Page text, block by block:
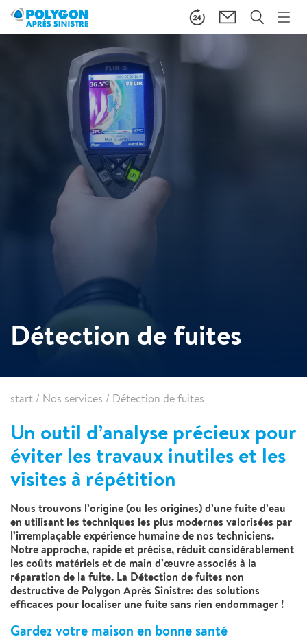
Détection de fuites
start / Nos services / Détection de fuites
Un outil d’analyse précieux pour
éviter les travaux inutiles et les
visites à répétition
Nous trouvons l’origine (ou les origines) d’une fuite d’eau
en utilisant les techniques les plus modernes valorisées par
l’irremplaçable expérience humaine de nos techniciens.
Notre approche, rapide et précise, réduit considérablement
les coûts matériels et de main d’œuvre associés à la
réparation de la fuite. La Détection de fuites non
destructive de Polygon Après Sinistre: des solutions
efficaces pour localiser une fuite sans rien endommager !
Gardez votre maison en bonne santé